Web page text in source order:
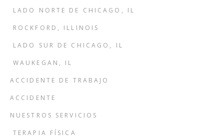
LADO NORTE DE CHICAGO, IL
ROCKFORD, ILLINOIS
LADO SUR DE CHICAGO, IL
WAUKEGAN, IL
ACCIDENTE DE TRABAJO
ACCIDENTE
NUESTROS SERVICIOS
TERAPIA FÍSICA